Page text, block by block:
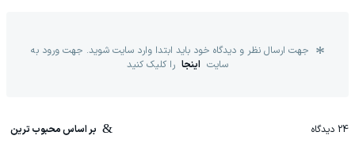
جهت ارسال نظر و دیدگاه خود باید ابتدا وارد سایت شوید. جهت ورود به
سایت اینجا را کلیک کنید
24 دیدگاه بر اساس محبوب ترین